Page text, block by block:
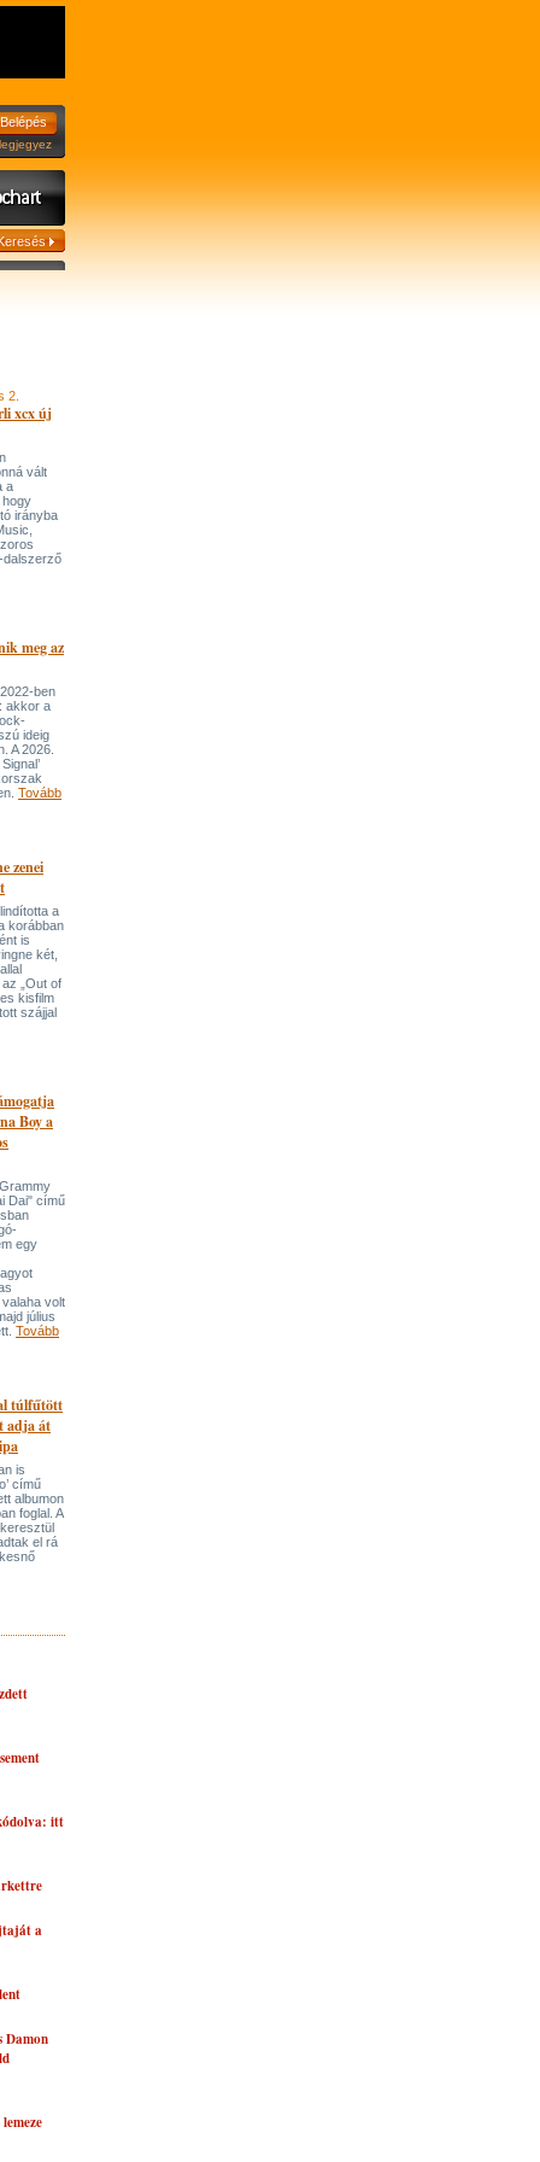
2.
xcx új
vált
a
hogy
irányba
dalszerző
meg az
ben
akkor a
ideig
A 2026.
Tovább
zenei
a
korábban
is
két,
„Out of
kisfilm
szájjal
Boy a
Dai" című
egy
volt
július
Tovább
túlfűtött
adja át
is
című
albumon
foglal. A
el rá
itt
a
Damon